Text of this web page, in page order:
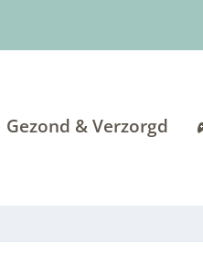
Gezond & Verzorgd